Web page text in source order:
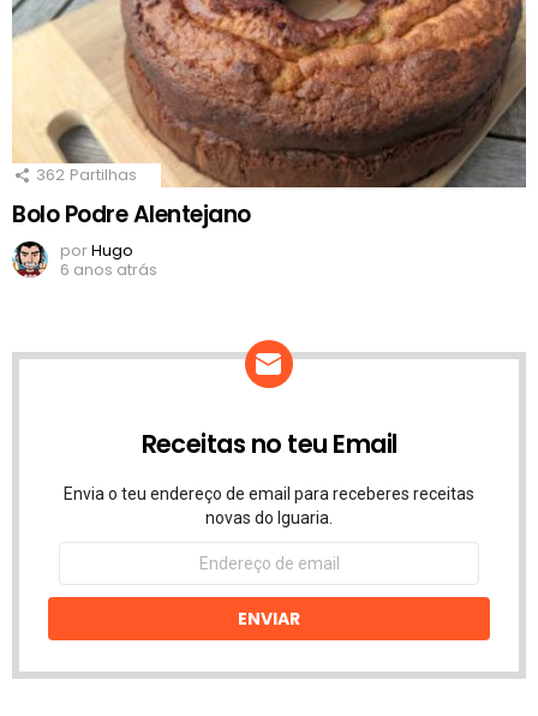
362 Partilhas
Bolo Podre Alentejano
porHugo
6 anos atrás
Receitas no teu Email
Envia o teu endereço de email para receberes receitas
novas do Iguaria.
Endereço
email
ENVIAR